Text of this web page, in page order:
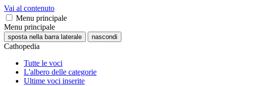
Vai al contenuto
Menu principale
Menu principale
sposta nella barra laterale nascondi
Cathopedia
Tutte le voci
L'albero delle categorie
Ultime voci inserite